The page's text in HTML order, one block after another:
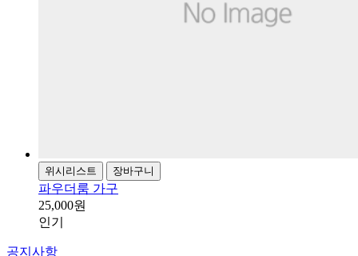
위시리스트 장바구니
파우더룸 가구
25,000원
인기
공지사항